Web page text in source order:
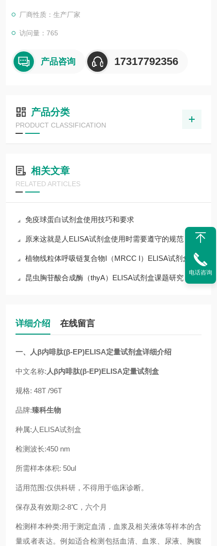
厂商性质：生产厂家
访问量：765
产品咨询 17317792356
产品分类
PRODUCT CLASSIFICATION
相关文章
RELATED ARTICLES
免疫球蛋白试剂盒使用技巧和要求
原来这就是人ELISA试剂盒使用时需要遵守的规范
植物线粒体呼吸链复合物I（MRCC I）ELISA试剂盒
昆虫胸苷酸合成酶（thyA）ELISA试剂盒课题研究
详细介绍 在线留言
一、人β内啡肽(β-EP)ELISA定量试剂盒详细介绍
中文名称: 人β内啡肽(β-EP)ELISA定量试剂盒
规格: 48T /96T
品牌:臻科生物
种属:人ELISA试剂盒
检测波长:450 nm
所需样本体积: 50ul
适用范围:仅供科研，不得用于临床诊断。
保存及有效期:2-8℃，六个月
检测样本种类:用于测定血清，血浆及相关液体等样本的含
量或者表达。例如适合检测包括血清、血浆、尿液、胸腹
电话咨询